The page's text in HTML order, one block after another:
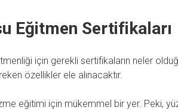
Eğitmen Sertifikaları
için gerekli sertifikaların neler
özellikler ele alınacaktır.
eğitimi için mükemmel bir yer. Peki,